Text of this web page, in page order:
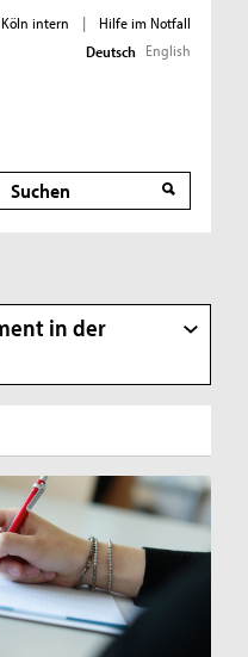
intern |
Hilfe im Notfall
Deutsch English
Suche
in der